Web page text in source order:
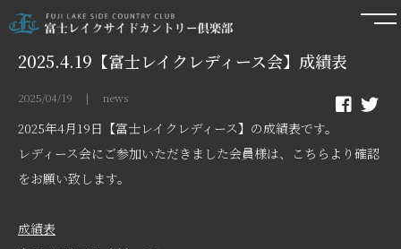
2025.4.19【富士レイクレディース会】成績表
2025/04/19 | news
2025年4月19日【富士レイクレディース】の成績表です。
レディース会にご参加いただきました会員様は、こちらより確認
をお願い致します。
成績表